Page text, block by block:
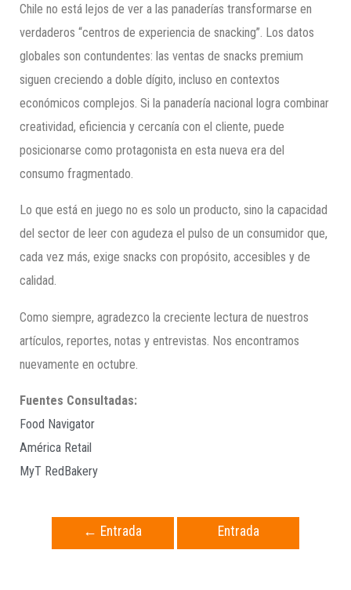
Chile no está lejos de ver a las panaderías transformarse en
verdaderos “centros de experiencia de snacking”. Los datos
globales son contundentes: las ventas de snacks premium
siguen creciendo a doble dígito, incluso en contextos
económicos complejos. Si la panadería nacional logra combinar
creatividad, eficiencia y cercanía con el cliente, puede
posicionarse como protagonista en esta nueva era del
consumo fragmentado.
Lo que está en juego no es solo un producto, sino la capacidad
del sector de leer con agudeza el pulso de un consumidor que,
cada vez más, exige snacks con propósito, accesibles y de
calidad.
Como siempre, agradezco la creciente lectura de nuestros
artículos, reportes, notas y entrevistas. Nos encontramos
nuevamente en octubre.
Fuentes Consultadas:
Food Navigator
América Retail
MyT RedBakery
← Entrada
Entrada